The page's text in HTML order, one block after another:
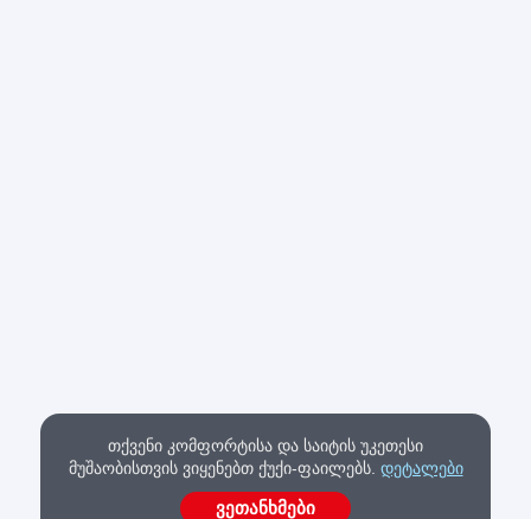
თქვენი კომფორტისა და საიტის უკეთესი
მუშაობისთვის ვიყენებთ ქუქი-ფაილებს. დეტალები
ვეთანხმები